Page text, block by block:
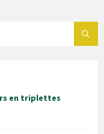
en triplettes